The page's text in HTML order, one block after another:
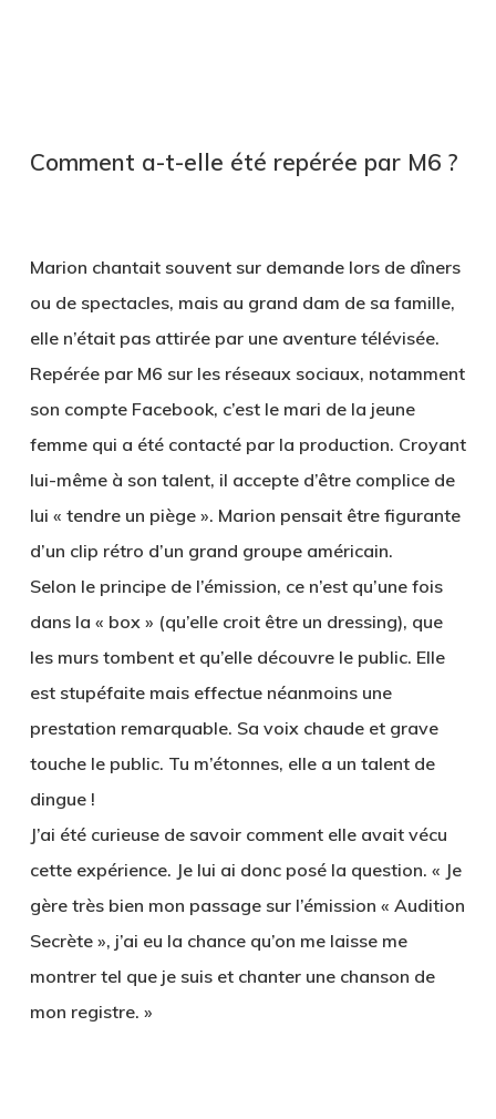
Comment a-t-elle été repérée par M6 ?
Marion chantait souvent sur demande lors de dîners
ou de spectacles, mais au grand dam de sa famille,
elle n’était pas attirée par une aventure télévisée.
Repérée par M6 sur les réseaux sociaux, notamment
son compte Facebook, c’est le mari de la jeune
femme qui a été contacté par la production. Croyant
lui-même à son talent, il accepte d’être complice de
lui « tendre un piège ». Marion pensait être figurante
d’un clip rétro d’un grand groupe américain.
Selon le principe de l’émission, ce n’est qu’une fois
dans la « box » (qu’elle croit être un dressing), que
les murs tombent et qu’elle découvre le public. Elle
est stupéfaite mais effectue néanmoins une
prestation remarquable. Sa voix chaude et grave
touche le public. Tu m’étonnes, elle a un talent de
dingue !
J’ai été curieuse de savoir comment elle avait vécu
cette expérience. Je lui ai donc posé la question. « Je
gère très bien mon passage sur l’émission « Audition
Secrète », j’ai eu la chance qu’on me laisse me
montrer tel que je suis et chanter une chanson de
mon registre. »